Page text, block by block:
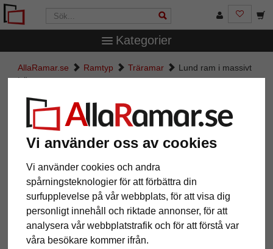
Vi använder oss av cookies
Vi använder cookies och andra
spårningsteknologier för att förbättra din
surfupplevelse på vår webbplats, för att visa dig
personligt innehåll och riktade annonser, för att
analysera vår webbplatstrafik och för att förstå var
våra besökare kommer ifrån.
Kategorier
AllaRamar.se Ramtyp Träramar
Lund ram i massivt
trä
Lund ram i massivt trä